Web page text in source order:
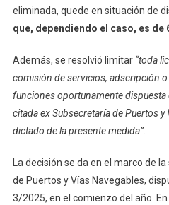
eliminada, quede en situación de
que, dependiendo el caso, es de
Además, se resolvió limitar “toda
comisión de servicios, adscripción
funciones oportunamente
citada ex Subsecretaría de Puertos y
dictado de la presente medida”.
La decisión se da en el marco de
de Puertos y Vías Navegables,
3/2025, en el comienzo del año.